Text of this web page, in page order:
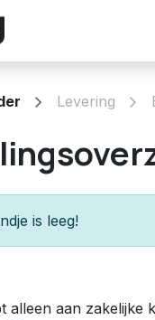
Levering
is leeg!
alleen aan zakelijke